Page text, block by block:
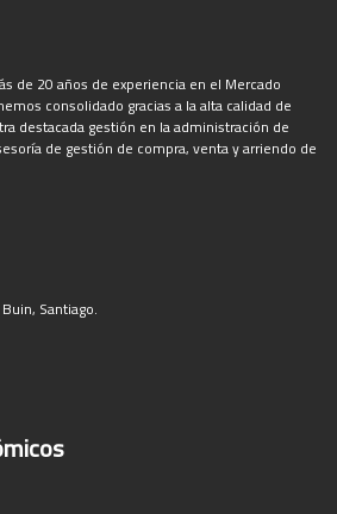
de 20 años de experiencia en el Mercado
consolidado gracias a la alta calidad de
destacada gestión en la administración de
de gestión de compra, venta y arriendo de
Santiago.